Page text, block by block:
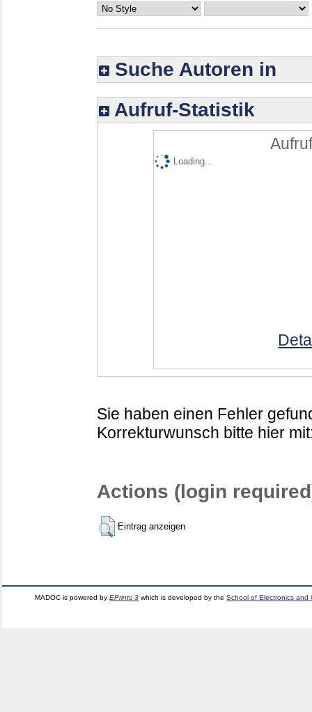
Suche Autoren in
Aufruf-Statistik
Loading...
Sie haben einen Fehler
Korrekturwunsch bitte hier
Actions (login
Eintrag anzeigen
MADOC is powered byEPrints 3 which is developed by theSchool of Electronics and